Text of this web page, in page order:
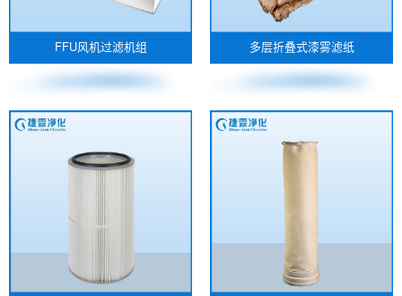
FFU风机过滤机组 多层折叠式漆雾滤纸